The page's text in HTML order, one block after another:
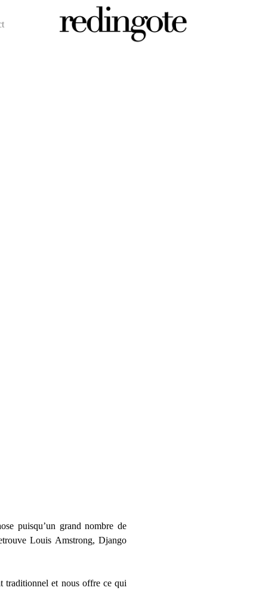
puisqu’un grand nombre de
Louis Amstrong, Django
traditionnel et nous offre ce qui